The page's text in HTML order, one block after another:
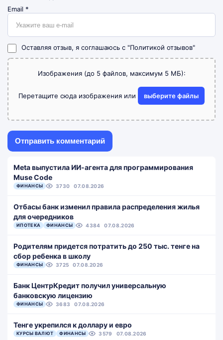
Email *
Оставляя отзыв, я соглашаюсь с "Политикой отзывов"
Изображения (до 5 файлов, максимум 5 МБ):
Перетащите сюда изображения или выберите файлы
Meta выпустила ИИ-агента для программирования
Muse Code
ФИНАНСЫ 3730 07.08.2026
Отбасы банк изменил правила распределения жилья
для очередников
ИПОТЕКА ФИНАНСЫ 4384 07.08.2026
Родителям придется потратить до 250 тыс. тенге на
сбор ребенка в школу
ФИНАНСЫ 3725 07.08.2026
Банк ЦентрКредит получил универсальную
банковскую лицензию
ФИНАНСЫ 3683 07.08.2026
Тенге укрепился к доллару и евро
КУРСЫ ВАЛЮТ ФИНАНСЫ 3579 07.08.2026